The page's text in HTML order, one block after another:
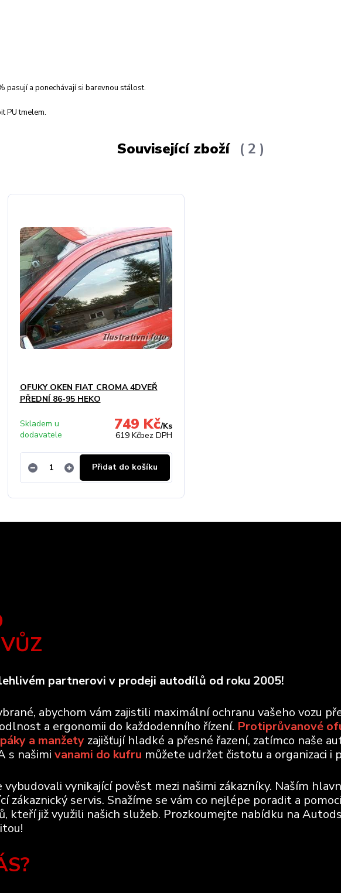
pasují a ponechávají si barevnou stálost.
PU tmelem.
Související zboží 2
OFUKY OKEN FIAT CROMA 4DVEŘ
PŘEDNÍ 86-95 HEKO
749 Kč/Ks
619 Kčbez DPH
Skladem u
dodavatele
Přidat do košíku
partnerovi v prodeji autodílů od roku 2005!
abychom vám zajistili maximální ochranu vašeho vozu
a ergonomii do každodenního řízení. Protiprůvanové
a manžety zajišťují hladké a přesné řazení, zatímco naše
s našimi vanami do kufru můžete udržet čistotu a organizaci i
vynikající pověst mezi našimi zákazníky. Naším
zákaznický servis. Snažíme se vám co nejlépe poradit a
kteří již využili našich služeb. Prozkoumejte nabídku na